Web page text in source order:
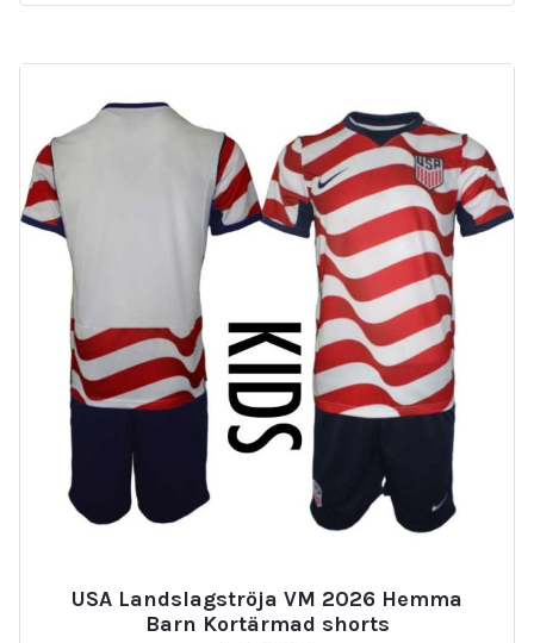
USA Landslagströja VM 2026 Hemma
Barn Kortärmad shorts